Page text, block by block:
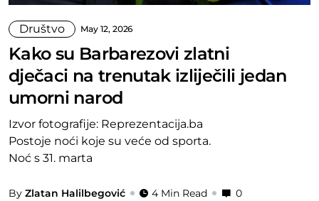
Društvo May 12, 2026
Kako su Barbarezovi zlatni
dječaci na trenutak izliječili jedan
umorni narod
Izvor fotografije: Reprezentacija.ba
Postoje noći koje su veće od sporta.
Noć s 31. marta
By Zlatan Halilbegović 4 Min Read 0